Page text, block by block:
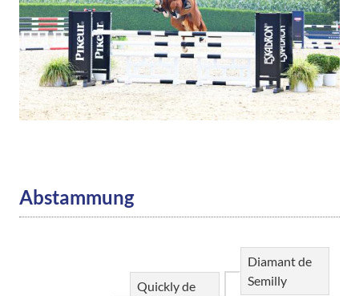
Abstammung
Quickly de
Diamant de
Semilly